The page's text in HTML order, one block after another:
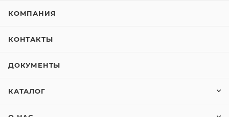
КОМПАНИЯ
КОНТАКТЫ
ДОКУМЕНТЫ
КАТАЛОГ